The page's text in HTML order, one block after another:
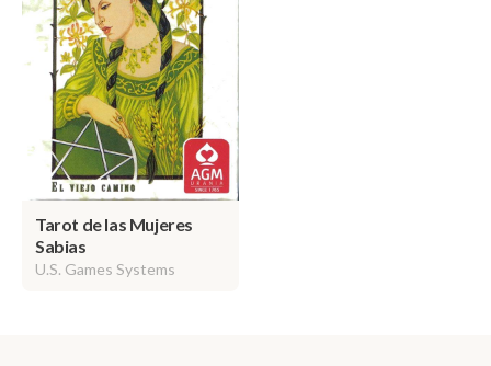
Tarot de las Mujeres
Sabias
U.S. Games Systems